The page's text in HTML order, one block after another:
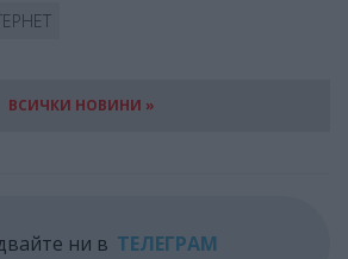
ВСИЧКИ НОВИНИ »
ни в ТЕЛЕГРАМ